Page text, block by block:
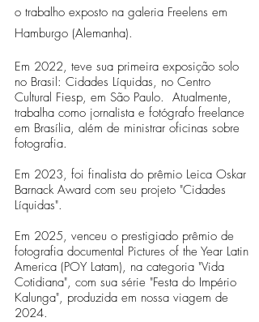
o trabalho exposto na galeria Freelens em
Hamburgo (Alemanha).
Em 2022, teve sua primeira exposição solo
no Brasil: Cidades Líquidas, no Centro
Cultural Fiesp, em São Paulo. Atualmente,
trabalha como jornalista e fotógrafo freelance
em Brasília, além de ministrar oficinas sobre
fotografia.
Em 2023, foi finalista do prêmio Leica Oskar
Barnack Award com seu projeto "Cidades
Líquidas".
Em 2025, venceu o prestigiado prêmio de
fotografia documental Pictures of the Year Latin
America (POY Latam), na categoria "Vida
Cotidiana", com sua série "Festa do Império
Kalunga", produzida em nossa viagem de
2024.